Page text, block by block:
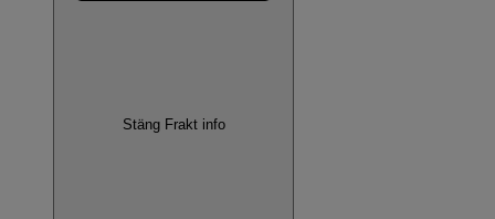
Stäng Frakt info